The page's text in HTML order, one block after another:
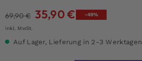
69,90€ Ursprünglicher
69,90 €
35,90€ Aktueller
35,90 €.
-49%
inkl. MwSt.
Auf Lager, Lieferung in 2-3 Werktagen